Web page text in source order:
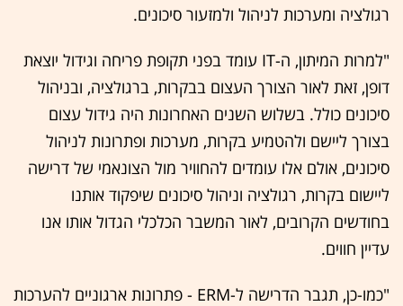
רגולציה ומערכות לניהול ולמזעור סיכונים.
"למרות המיתון, ה-IT עומד בפני תקופת פריחה וגידול יוצאת
דופן, זאת לאור הצורך העצום בבקרות, ברגולציה, ובניהול
סיכונים כולל. בשלוש השנים האחרונות היה גידול עצום
בצורך ליישם ולהטמיע בקרות, מערכות ופתרונות לניהול
סיכונים, אולם אלו עומדים להחוויר מול הצונאמי של דרישה
ליישום בקרות, רגולציה וניהול סיכונים שיפקוד אותנו
בחודשים הקרובים, לאור המשבר הכלכלי הגדול אותו אנו
עדיין חווים.
"כמו-כן, תגבר הדרישה ל-ERM - פתרונות ארגוניים להערכות